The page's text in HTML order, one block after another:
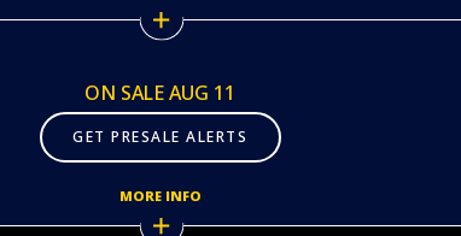
ON SALE AUG 11
GET PRESALE ALERTS
MORE INFO